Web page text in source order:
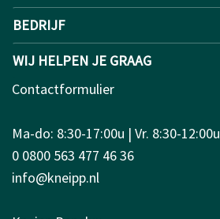
BEDRIJF
WIJ HELPEN JE GRAAG
Contactformulier
Ma-do: 8:30-17:00u | Vr. 8:30-12:00u
0 0800 563 477 46 36
info@kneipp.nl